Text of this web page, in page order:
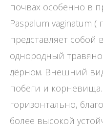
почвах особенно в
Paspalum vaginatum
представляет собой
однородный
дёрном. Внешний
побеги и корневища.
горизонтально,
более высокой